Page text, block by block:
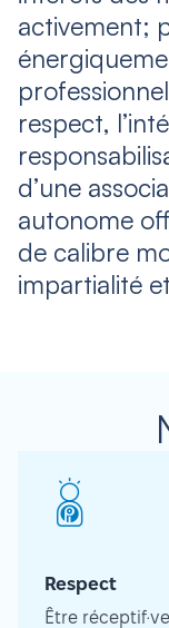
activement;
respect,
d’une
autonome
de calibre
impartialité
Respect
Être